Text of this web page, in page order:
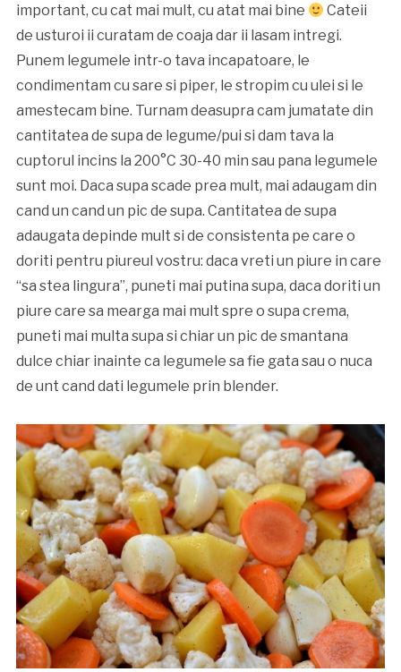
important, cu cat mai mult, cu atat mai bine
Cateii
de usturoi ii curatam de coaja dar ii lasam intregi.
Punem legumele intr-o tava incapatoare, le
condimentam cu sare si piper, le stropim cu ulei si le
amestecam bine. Turnam deasupra cam jumatate din
cantitatea de supa de legume/pui si dam tava la
cuptorul incins la 200°C 30-40 min sau pana legumele
sunt moi. Daca supa scade prea mult, mai adaugam din
cand un cand un pic de supa. Cantitatea de supa
adaugata depinde mult si de consistenta pe care o
doriti pentru piureul vostru: daca vreti un piure in care
“sa stea lingura”, puneti mai putina supa, daca doriti un
piure care sa mearga mai mult spre o supa crema,
puneti mai multa supa si chiar un pic de smantana
dulce chiar inainte ca legumele sa fie gata sau o nuca
de unt cand dati legumele prin blender.